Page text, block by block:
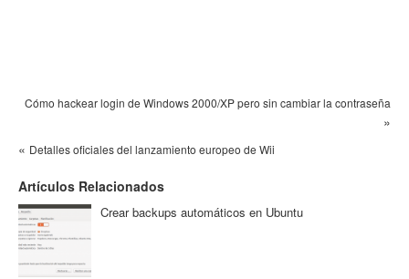
Cómo hackear login de Windows 2000/XP pero sin cambiar la contraseña
»
« Detalles oficiales del lanzamiento europeo de Wii
Artículos Relacionados
Crear backups automáticos en Ubuntu